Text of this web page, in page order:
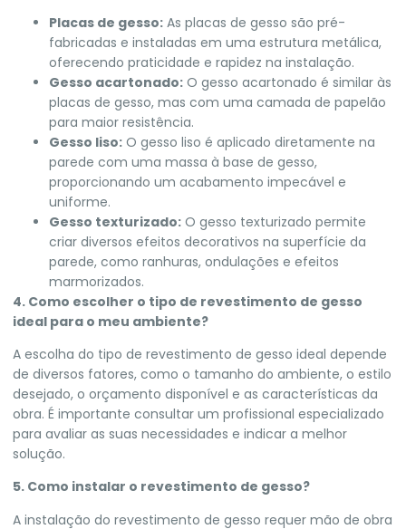
Placas de gesso: As placas de gesso são pré-
fabricadas e instaladas em uma estrutura metálica,
oferecendo praticidade e rapidez na instalação.
Gesso acartonado: O gesso acartonado é similar às
placas de gesso, mas com uma camada de papelão
para maior resistência.
Gesso liso: O gesso liso é aplicado diretamente na
parede com uma massa à base de gesso,
proporcionando um acabamento impecável e
uniforme.
Gesso texturizado: O gesso texturizado permite
criar diversos efeitos decorativos na superfície da
parede, como ranhuras, ondulações e efeitos
marmorizados.
4. Como escolher o tipo de revestimento de gesso
ideal para o meu ambiente?
A escolha do tipo de revestimento de gesso ideal depende
de diversos fatores, como o tamanho do ambiente, o estilo
desejado, o orçamento disponível e as características da
obra. É importante consultar um profissional especializado
para avaliar as suas necessidades e indicar a melhor
solução.
5. Como instalar o revestimento de gesso?
A instalação do revestimento de gesso requer mão de obra